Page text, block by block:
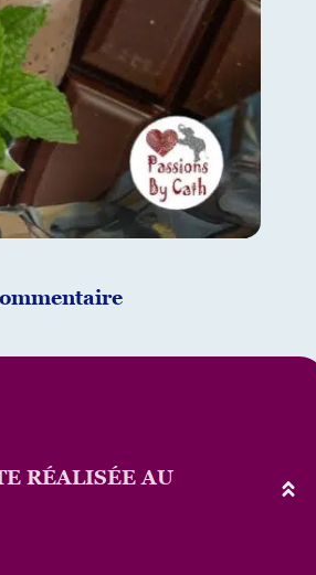
RÉALISÉE AU